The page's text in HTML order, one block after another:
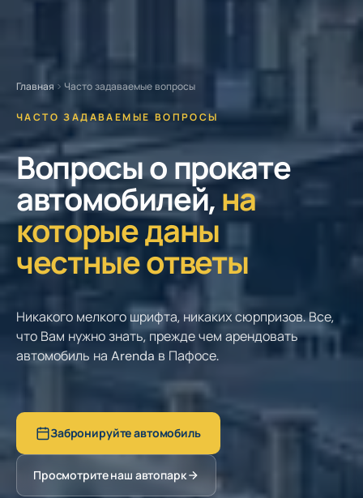
Главная Часто задаваемые вопросы
ЧАСТО ЗАДАВАЕМЫЕ ВОПРОСЫ
Вопросы о прокате
автомобилей, на
которые даны
честные ответы
Никакого мелкого шрифта, никаких сюрпризов. Все,
что Вам нужно знать, прежде чем арендовать
автомобиль на Arenda в Пафосе.
Забронируйте автомобиль
Просмотрите наш автопарк